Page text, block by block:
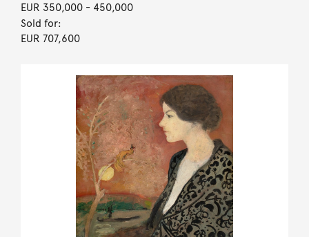
EUR 350,000- 450,000
Sold for:
EUR 707,600